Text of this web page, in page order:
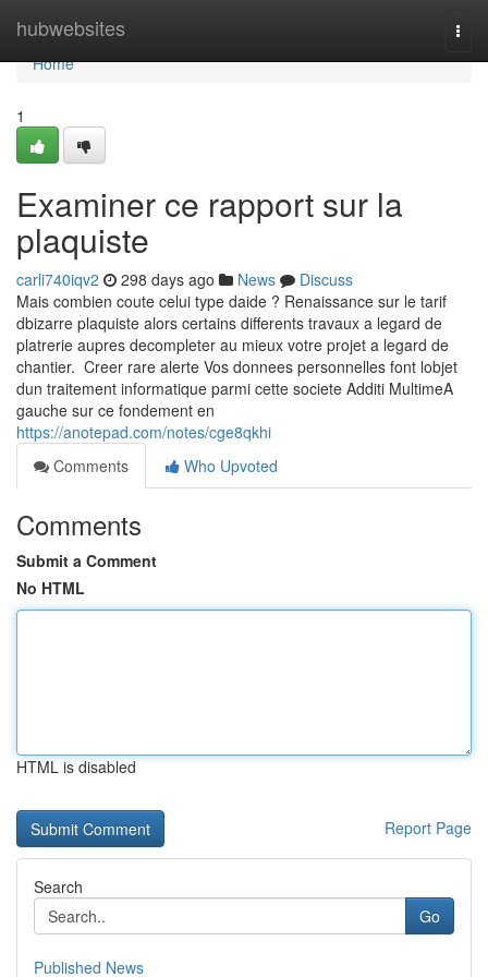
hubwebsites
Home
Home
1
Examiner ce rapport sur la
plaquiste
carli740iqv2 298 days ago News
Discuss
Mais combien coute celui type daide ? Renaissance sur le tarif
dbizarre plaquiste alors certains differents travaux a legard de
platrerie aupres decompleter au mieux votre projet a legard de
chantier. Creer rare alerte Vos donnees personnelles font lobjet
dun traitement informatique parmi cette societe Additi MultimeA
gauche sur ce fondement en
https://anotepad.com/notes/cge8qkhi
Comments
Who Upvoted
Comments
Submit a Comment
No HTML
HTML is disabled
Report Page
Search
Go
Published News